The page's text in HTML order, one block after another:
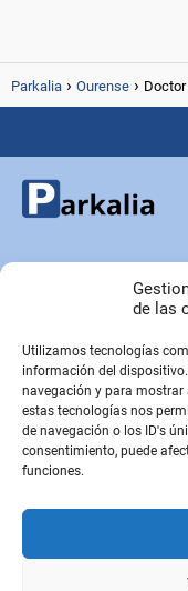
de las
Utilizamos tecnologías
información del
navegación y para
estas tecnologías nos
de navegación o los ID's
consentimiento, puede
funciones.
Parkalia Ourense
Copyright © Parkalia.es
PÁGINAS EMPRESA
Contacto
Sobre Nosotros
Sitemap